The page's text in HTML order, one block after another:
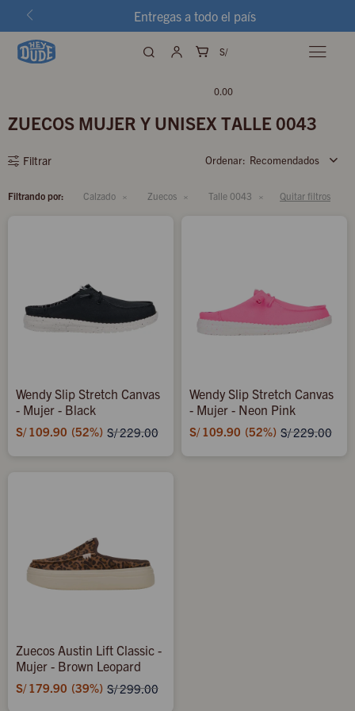
Entregas a todo el país
S/
0.00

ZUECOS MUJER Y UNISEX TALLE 0043
Recomendados
Filtrando por: Calzado Zuecos Talle 0043 Quitar filtros
Wendy Slip Stretch Canvas
- Mujer - Black
S/ 109.90 52 S/229.00
Wendy Slip Stretch Canvas
- Mujer - Neon Pink
S/ 109.90 52 S/229.00
Zuecos Austin Lift Classic -
Mujer - Brown Leopard
S/ 179.90 39 S/299.00